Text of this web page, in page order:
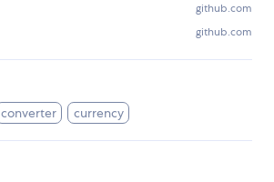
github.com
github.com
converter currency